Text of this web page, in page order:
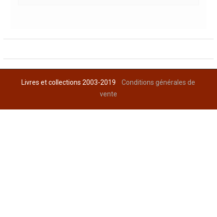
Livres et collections 2003-2019Conditions générales de
vente